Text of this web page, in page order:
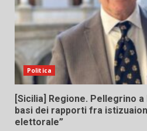
Politica
[Sicilia] Regione. Pellegrino
basi dei rapporti fra
elettorale”